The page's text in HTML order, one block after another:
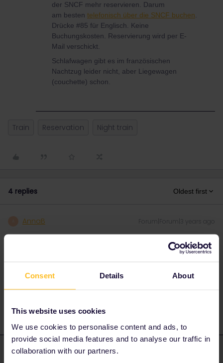
Consent Details About
This website uses cookies
We use cookies to personalise content and ads, to
provide social media features and to analyse our traffic in
collaboration with our partners.
der SNCF mehr reservieren. Darum
am besten telefonisch über die SNCF buchen
Drücke #85 für Englisch. Keine
Buchungskosten. Reservierung wird per E-
Mail verschickt.
Schlafwagen gibt es im französischen
Nachtzug leider nicht, aber Liegewagen
(couchette) schon.
Train Reservation Night train
4 replies Oldest first
AnnaB Forum|Forum|3 years ago
@rvdborgt?
Please note that I don't work for Interrail/Eurail and that I
don't reply to personal messages.
R rvdborgt ANSWER